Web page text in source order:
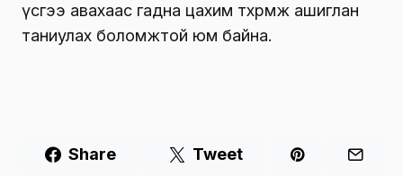
үсгээ авахаас гадна цахим төхөөрөмж ашиглан
таниулах боломжтой юм байна.
Share Tweet